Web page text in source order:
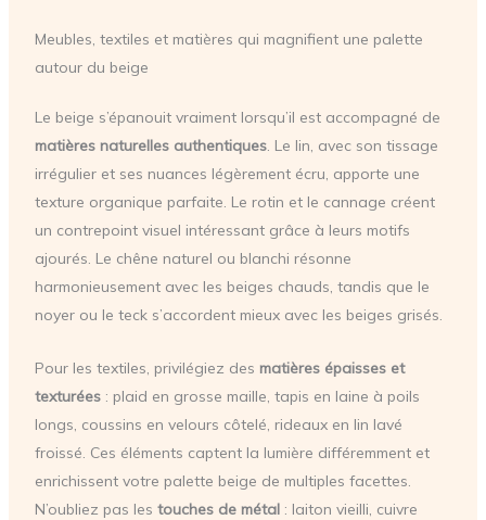
Meubles, textiles et matières qui magnifient une palette
autour du beige
Le beige s’épanouit vraiment lorsqu’il est accompagné de
matières naturelles authentiques. Le lin, avec son tissage
irrégulier et ses nuances légèrement écru, apporte une
texture organique parfaite. Le rotin et le cannage créent
un contrepoint visuel intéressant grâce à leurs motifs
ajourés. Le chêne naturel ou blanchi résonne
harmonieusement avec les beiges chauds, tandis que le
noyer ou le teck s’accordent mieux avec les beiges grisés.
Pour les textiles, privilégiez des matières épaisses et
texturées: plaid en grosse maille, tapis en laine à poils
longs, coussins en velours côtelé, rideaux en lin lavé
froissé. Ces éléments captent la lumière différemment et
enrichissent votre palette beige de multiples facettes.
N’oubliez pas les touches de métal: laiton vieilli, cuivre